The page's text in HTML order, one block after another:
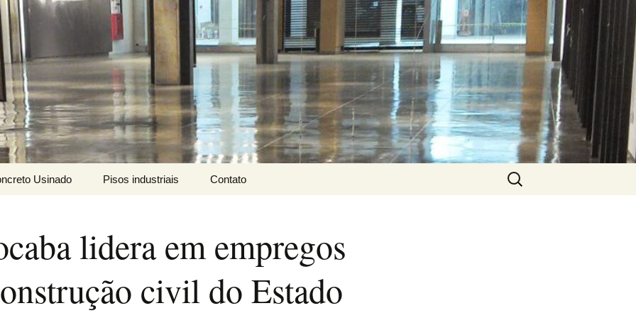
LTDA
Usinado
Aparente
Pisos industriais
Endurecedor de
superficie
Tratamento de Juntas
Contato
Pesquisar
por:
lidera em empregos
civil do Estado